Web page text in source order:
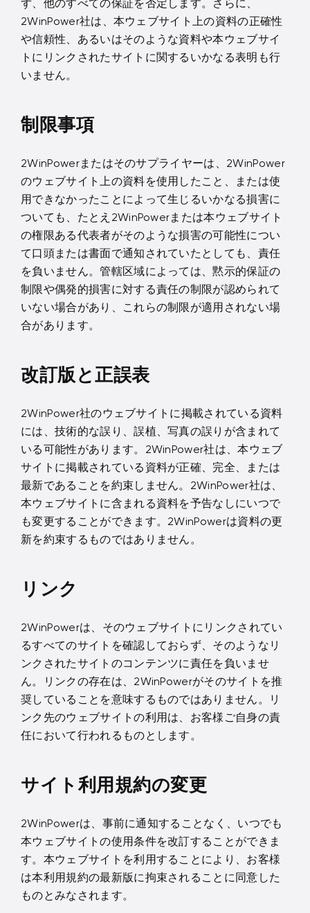
ず、他のすべての保証を否定します。さらに、
2WinPower社は、本ウェブサイト上の資料の正確性
や信頼性、あるいはそのような資料や本ウェブサイ
トにリンクされたサイトに関するいかなる表明も行
いません。
制限事項
2WinPowerまたはそのサプライヤーは、2WinPower
のウェブサイト上の資料を使用したこと、または使
用できなかったことによって生じるいかなる損害に
ついても、たとえ2WinPowerまたは本ウェブサイト
の権限ある代表者がそのような損害の可能性につい
て口頭または書面で通知されていたとしても、責任
を負いません。管轄区域によっては、黙示的保証の
制限や偶発的損害に対する責任の制限が認められて
いない場合があり、これらの制限が適用されない場
合があります。
改訂版と正誤表
2WinPower社のウェブサイトに掲載されている資料
には、技術的な誤り、誤植、写真の誤りが含まれて
いる可能性があります。2WinPower社は、本ウェブ
サイトに掲載されている資料が正確、完全、または
最新であることを約束しません。2WinPower社は、
本ウェブサイトに含まれる資料を予告なしにいつで
も変更することができます。2WinPowerは資料の更
新を約束するものではありません。
リンク
2WinPowerは、そのウェブサイトにリンクされてい
るすべてのサイトを確認しておらず、そのようなリ
ンクされたサイトのコンテンツに責任を負いませ
ん。リンクの存在は、2WinPowerがそのサイトを推
奨していることを意味するものではありません。リ
ンク先のウェブサイトの利用は、お客様ご自身の責
任において行われるものとします。
サイト利用規約の変更
2WinPowerは、事前に通知することなく、いつでも
本ウェブサイトの使用条件を改訂することができま
す。本ウェブサイトを利用することにより、お客様
は本利用規約の最新版に拘束されることに同意した
ものとみなされます。